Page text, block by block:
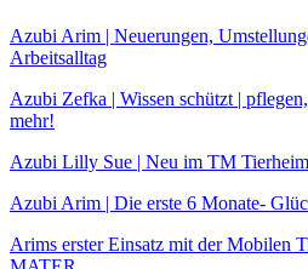
Azubi Arim | Neuerungen,
Arbeitsalltag
Azubi Zefka | Wissen schützt |
mehr!
Azubi Lilly Sue | Neu im TM
Azubi Arim | Die erste 6 Monate-
Arims erster Einsatz mit der Mobilen